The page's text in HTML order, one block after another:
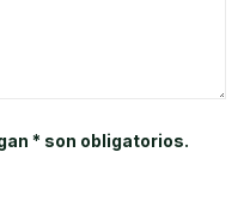
* son obligatorios.